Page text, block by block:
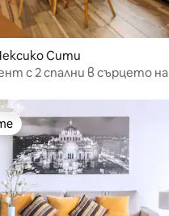
Сити
с 2 спални в сърцето на